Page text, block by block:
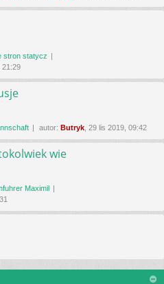
stron statycz
21:29
autor: Butryk , 29 lis 2019, 09:42
wie
Maximil